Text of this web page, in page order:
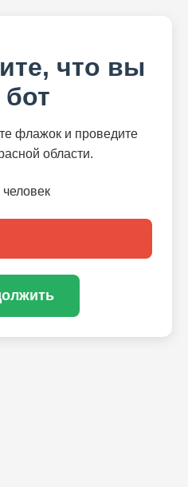
что вы
бот
флажок и проведите
области.